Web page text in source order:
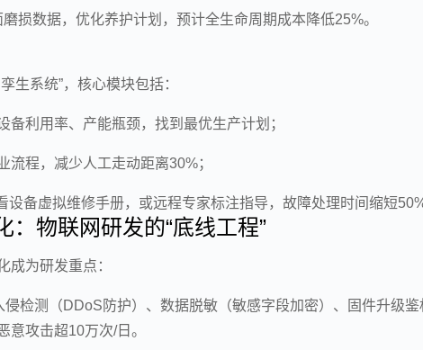
损数据，优化养护计划，预计全生命周期成本降低25%。
生系统”，核心模块包括：
利用率、产能瓶颈，找到最优生产计划；
流程，减少人工走动距离30%；
备虚拟维修手册，或远程专家标注指导，故障处理时间缩短50%
：物联网研发的“底线工程”
成为研发重点：
侵检测（DDoS防护）、数据脱敏（敏感字段加密）、固件升级鉴
攻击超10万次/日。